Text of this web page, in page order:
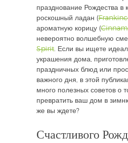
празднование Рождества в
роскошный ладан (
ароматную корицу (
невероятно волшебную
Spirit . Если вы ищете
украшения дома,
праздничных блюд или
важного дня, в этой
много полезных советов о
превратить ваш дом в
же вы ждете?
Счастливого